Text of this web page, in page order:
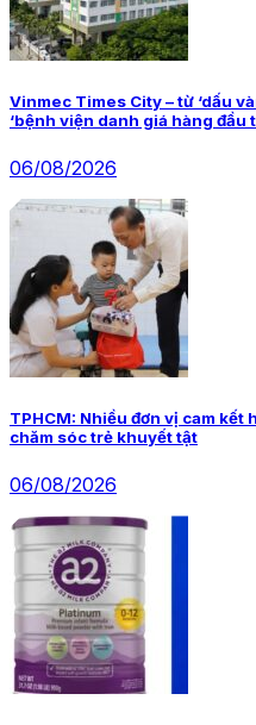
Vinmec Times City – từ ‘dấu
‘bệnh viện danh giá hàng đầu
06/08/2026
TPHCM: Nhiều đơn vị cam kết
chăm sóc trẻ khuyết tật
06/08/2026